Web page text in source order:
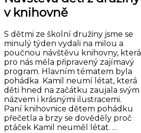
v knihovně
S dětmi ze školní družiny jsme se
minulý týden vydali na milou a
poučnou návštěvu knihovny, která
pro nás měla připravený zajímavý
program. Hlavním tématem byla
pohádka Kamil neumí létat, která
děti hned na začátku zaujala svým
názvem i krásnými ilustracemi.
Paní knihovnice dětem pohádku
přečetla a brzy se dověděly proč
ptáček Kamil neuměl létat. …